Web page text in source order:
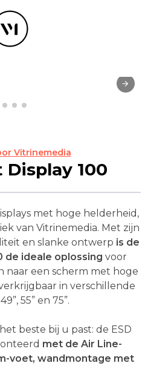
Vitrinemedia
Display 100
met hoge helderheid,
van Vitrinemedia. Met zijn
en slanke ontwerp is de
de ideale oplossing voor
naar een scherm met hoge
in verschillende
55” en 75”.
beste bij u past: de ESD
met de Air Line-
voet, wandmontage met